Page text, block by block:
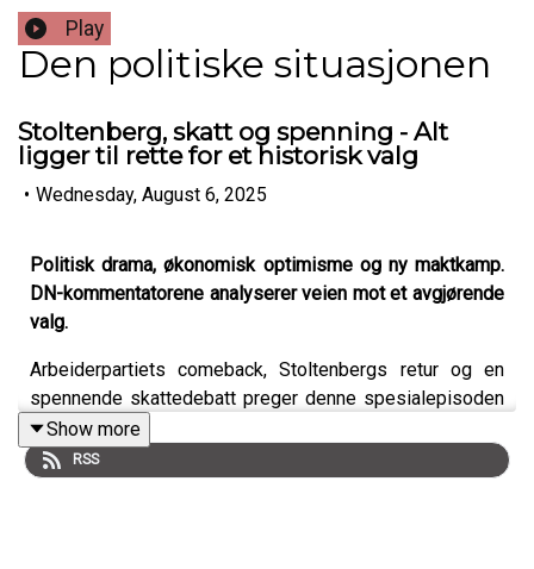
Play
Den politiske situasjonen
Stoltenberg, skatt og spenning - Alt
ligger til rette for et historisk valg
• Wednesday, August 6, 2025
Politisk drama, økonomisk optimisme og ny maktkamp.
DN-kommentatorene analyserer veien mot et avgjørende
valg.
Arbeiderpartiets comeback, Stoltenbergs retur og en
spennende skattedebatt preger denne spesialepisoden
hvor podkastene, Den politiske situasjonen og
Finansredaksjonen, har slått seg sammen.
Show more
RSS